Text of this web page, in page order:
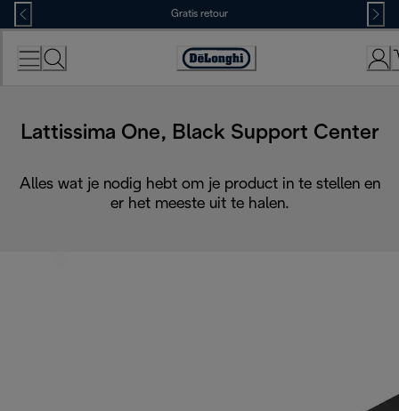
Skip
to
Content
Gratis retour
Accessibility
Lattissima One, Black Support Center
Alles wat je nodig hebt om je product in te stellen en
er het meeste uit te halen.